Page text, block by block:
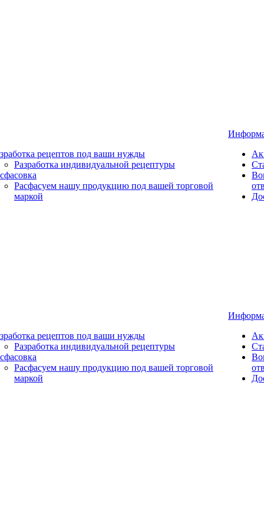
рецептов под ваши нужды
Разработка индивидуальной рецептуры
Расфасуем нашу продукцию под вашей торговой
маркой
рецептов под ваши нужды
Разработка индивидуальной рецептуры
Расфасуем нашу продукцию под вашей торговой
маркой